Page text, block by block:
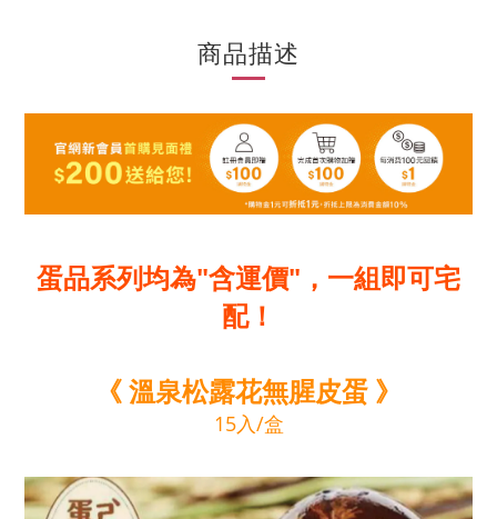
商品描述
蛋品系列均為"含運價"，一組即可宅
配！
《 溫泉松露花無腥皮蛋 》
15入/盒